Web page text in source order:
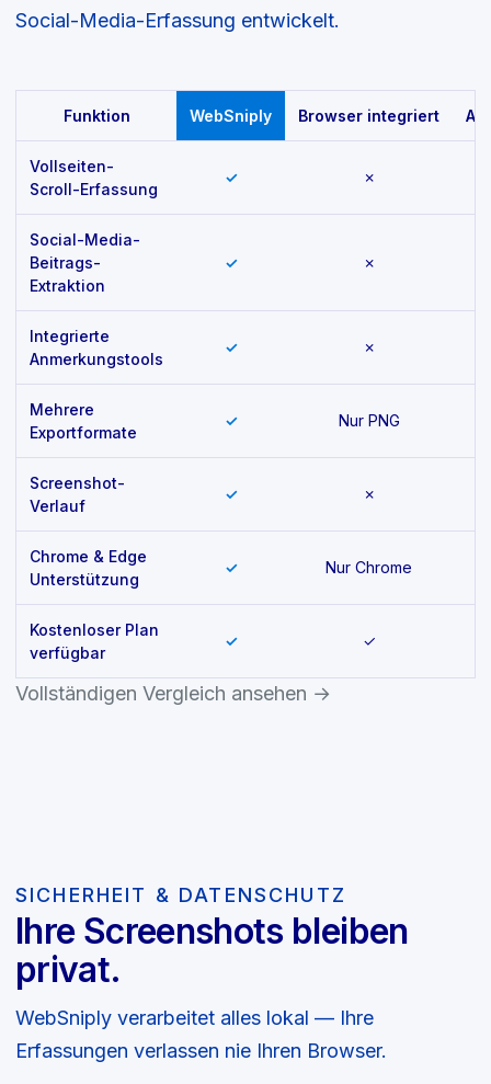
Social-Media-Erfassung entwickelt.
Funktion WebSniply Browser integriert
Vollseiten-
Scroll-Erfassung
✓ ✗
Social-Media-
Beitrags-
Extraktion
✓ ✗
Integrierte
Anmerkungstools
✓ ✗
Mehrere
Exportformate
✓ Nur PNG
Screenshot-
Verlauf
✓ ✗
Chrome & Edge
Unterstützung
✓ Nur Chrome
Kostenloser Plan
verfügbar
✓ ✓
Vollständigen Vergleich ansehen →
SICHERHEIT & DATENSCHUTZ
Ihre Screenshots bleiben
privat.
WebSniply verarbeitet alles lokal — Ihre
Erfassungen verlassen nie Ihren Browser.